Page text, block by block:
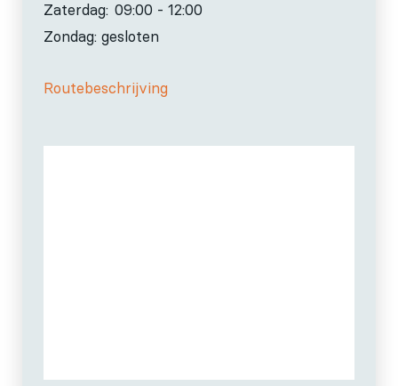
Zaterdag: 09:00 - 12:00
Zondag: gesloten
Routebeschrijving